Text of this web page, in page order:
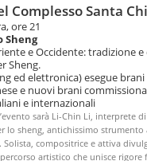
Complesso Santa
ore 21
Sheng
e Occidente: tradizione
Sheng.
ed elettronica) esegue
e nuovi brani
e internazionali
sarà Li-Chin Li, interprete
lo sheng, antichissimo
Solista, compositrice e attiva
artistico che unisce rigore